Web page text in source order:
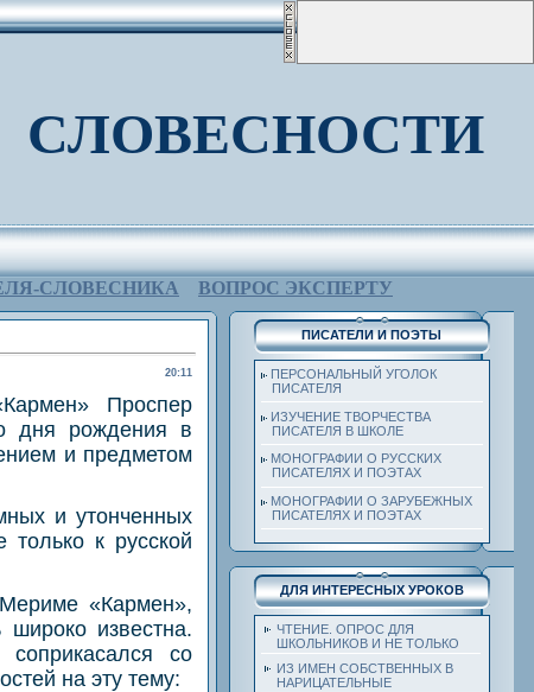
СЛОВЕСНИКА ВОПРОС ЭКСПЕРТУ
20:11
Проспер
дня рождения в
и предметом
и утонченных
к русской
«Кармен»,
известна.
со
на эту тему:
ПИСАТЕЛИ И ПОЭТЫ
ПЕРСОНАЛЬНЫЙ УГОЛОК
ПИСАТЕЛЯ
ИЗУЧЕНИЕ ТВОРЧЕСТВА
ПИСАТЕЛЯ В ШКОЛЕ
МОНОГРАФИИ О РУССКИХ
ПИСАТЕЛЯХ И ПОЭТАХ
МОНОГРАФИИ О ЗАРУБЕЖНЫХ
ПИСАТЕЛЯХ И ПОЭТАХ
ДЛЯ ИНТЕРЕСНЫХ УРОКОВ
ЧТЕНИЕ. ОПРОС ДЛЯ
ШКОЛЬНИКОВ И НЕ ТОЛЬКО
ИЗ ИМЕН СОБСТВЕННЫХ В
НАРИЦАТЕЛЬНЫЕ